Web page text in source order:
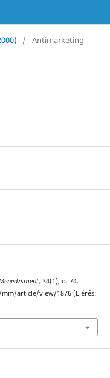
/ Antimarketing
, 34(1), o. 74.
article/view/1876 (Elérés: